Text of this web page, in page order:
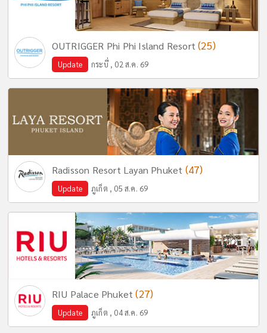
OUTRIGGER Phi Phi Island Resort(25)
Update กระบี่ , 02 ส.ค. 69
Radisson Resort Layan Phuket (47)
Update ภูเก็ต , 05 ส.ค. 69
RIU Palace Phuket(27)
Update ภูเก็ต , 04 ส.ค. 69